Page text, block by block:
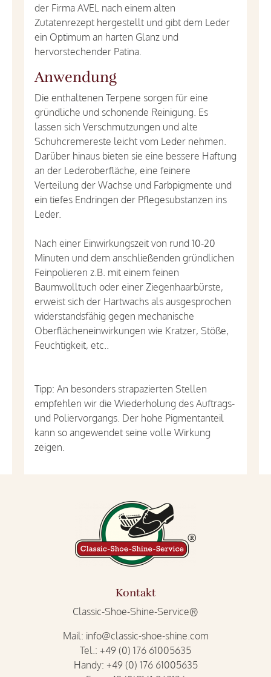
der Firma AVEL nach einem alten
Zutatenrezept hergestellt und gibt dem Leder
ein Optimum an harten Glanz und
hervorstechender Patina.
Anwendung
Die enthaltenen Terpene sorgen für eine
gründliche und schonende Reinigung. Es
lassen sich Verschmutzungen und alte
Schuhcremereste leicht vom Leder nehmen.
Darüber hinaus bieten sie eine bessere Haftung
an der Lederoberfläche, eine feinere
Verteilung der Wachse und Farbpigmente und
ein tiefes Endringen der Pflegesubstanzen ins
Leder.
Nach einer Einwirkungszeit von rund 10-20
Minuten und dem anschließenden gründlichen
Feinpolieren z.B. mit einem feinen
Baumwolltuch oder einer Ziegenhaarbürste,
erweist sich der Hartwachs als ausgesprochen
widerstandsfähig gegen mechanische
Oberflächeneinwirkungen wie Kratzer, Stöße,
Feuchtigkeit, etc..
Tipp: An besonders strapazierten Stellen
empfehlen wir die Wiederholung des Auftrags-
und Poliervorgangs. Der hohe Pigmentanteil
kann so angewendet seine volle Wirkung
zeigen.
Kontakt
Classic-Shoe-Shine-Service®
Mail: info@classic-shoe-shine.com
Tel.: +49 (0) 176 61005635
Handy: +49 (0) 176 61005635